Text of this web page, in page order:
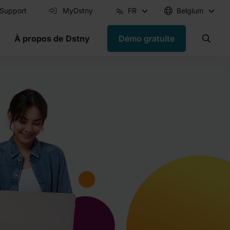
Support MyDstny FR Belgium
À propos de Dstny Démo gratuite